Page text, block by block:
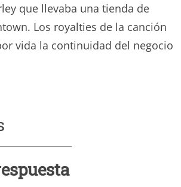
que llevaba una tienda de
Los royalties de la canción
vida la continuidad del negocio